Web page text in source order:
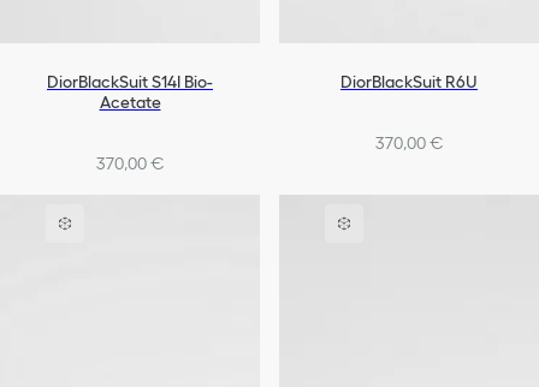
DiorBlackSuit S14I Bio-
Acetate
370,00 €
DiorBlackSuit R6U
370,00 €